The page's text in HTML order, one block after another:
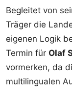
Begleitet von
Träger die
eigenen Logik
Termin für Olaf
vormerken, da
multilingualen